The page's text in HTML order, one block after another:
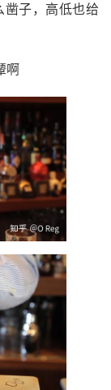
子，高低也给
啊